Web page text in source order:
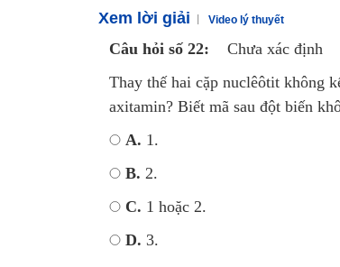
Xem lời giải Video lý thuyết
Câu hỏi số 22:
Chưa xác định
Thay thế hai cặp nuclêôtit không
axitamin? Biết mã sau đột biến
A. 1.
B. 2.
C. 1 hoặc 2.
D. 3.